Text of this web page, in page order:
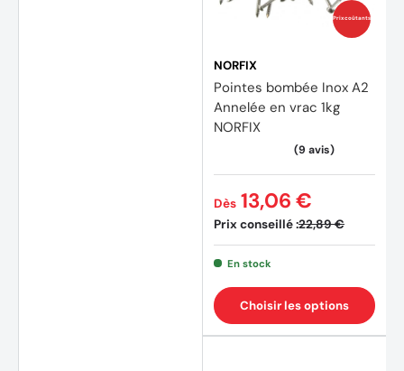
Prix coûtants
NORFIX
Pointes bombée Inox A2
Annelée en vrac 1kg
NORFIX
Prix conseillé :22,89 €
Dès 13,06 €
En stock
Choisir les options